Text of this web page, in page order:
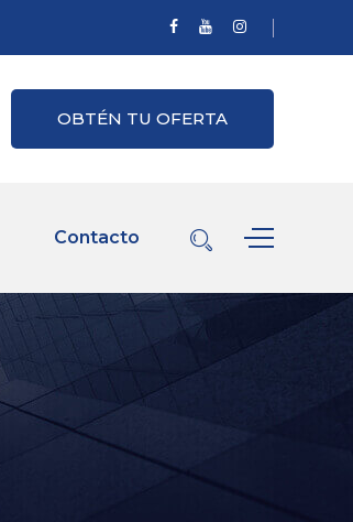
OBTÉN TU OFERTA
Contacto